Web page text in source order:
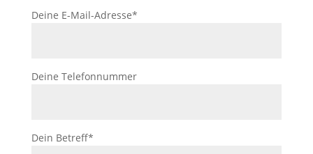
Deine E-Mail-Adresse*
Deine Telefonnummer
Dein Betreff*